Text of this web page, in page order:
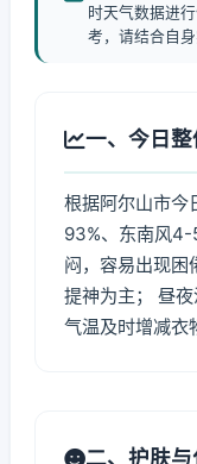
时天气数据进
考，请结合自身
一、今日
根据阿尔山市
93%、东南风4-
闷，容易出现困
提神为主； 昼
气温及时增减衣
二、护肤